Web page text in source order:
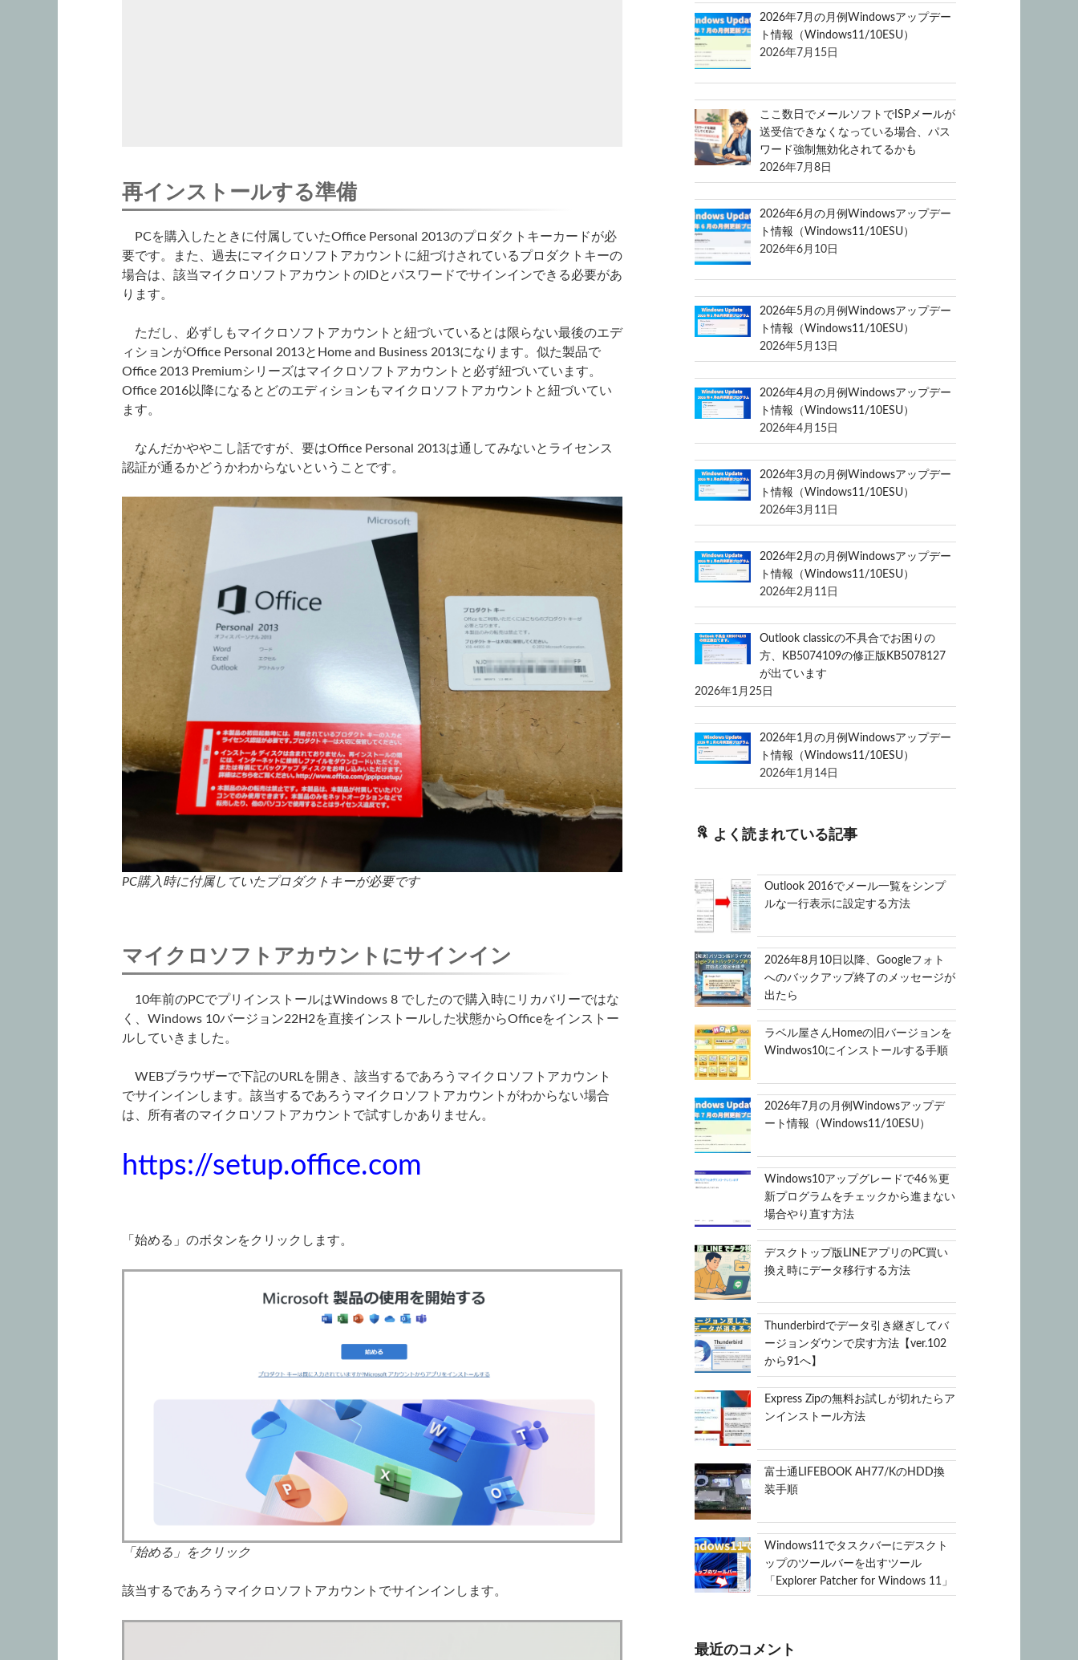
再インストールする準備
PCを購入したときに付属していたOffice Personal 2013のプロダクトキーカードが必
要です。また、過去にマイクロソフトアカウントに紐づけされているプロダクトキーの
場合は、該当マイクロソフトアカウントのIDとパスワードでサインインできる必要があ
ります。
ただし、必ずしもマイクロソフトアカウントと紐づいているとは限らない最後のエデ
ィションがOffice Personal 2013とHome and Business 2013になります。似た製品で
Office 2013 Premiumシリーズはマイクロソフトアカウントと必ず紐づいています。
Office 2016以降になるとどのエディションもマイクロソフトアカウントと紐づいてい
ます。
なんだかややこし話ですが、要はOffice Personal 2013は通してみないとライセンス
認証が通るかどうかわからないということです。
PC購入時に付属していたプロダクトキーが必要です
マイクロソフトアカウントにサインイン
10年前のPCでプリインストールはWindows 8 でしたので購入時にリカバリーではな
く、Windows 10バージョン22H2を直接インストールした状態からOfficeをインストー
ルしていきました。
WEBブラウザーで下記のURLを開き、該当するであろうマイクロソフトアカウント
でサインインします。該当するであろうマイクロソフトアカウントがわからない場合
は、所有者のマイクロソフトアカウントで試すしかありません。
https://setup.office.com
「始める」のボタンをクリックします。
「始める」をクリック
該当するであろうマイクロソフトアカウントでサインインします。
2026年7月の月例Windowsアップデー
ト情報（Windows11/10ESU）
2026年7月15日
ここ数日でメールソフトでISPメールが
送受信できなくなっている場合、パス
ワード強制無効化されてるかも
2026年7月8日
2026年6月の月例Windowsアップデー
ト情報（Windows11/10ESU）
2026年6月10日
2026年5月の月例Windowsアップデー
ト情報（Windows11/10ESU）
2026年5月13日
2026年4月の月例Windowsアップデー
ト情報（Windows11/10ESU）
2026年4月15日
2026年3月の月例Windowsアップデー
ト情報（Windows11/10ESU）
2026年3月11日
2026年2月の月例Windowsアップデー
ト情報（Windows11/10ESU）
2026年2月11日
Outlook classicの不具合でお困りの
方、KB5074109の修正版KB5078127
が出ています
2026年1月25日
2026年1月の月例Windowsアップデー
ト情報（Windows11/10ESU）
2026年1月14日
よく読まれている記事
Outlook 2016でメール一覧をシンプ
ルな一行表示に設定する方法
2026年8月10日以降、Googleフォト
へのバックアップ終了のメッセージが
出たら
ラベル屋さんHomeの旧バージョンを
Windwos10にインストールする手順
2026年7月の月例Windowsアップデ
ート情報（Windows11/10ESU）
Windows10アップグレードで46％更
新プログラムをチェックから進まない
場合やり直す方法
デスクトップ版LINEアプリのPC買い
換え時にデータ移行する方法
Thunderbirdでデータ引き継ぎしてバ
ージョンダウンで戻す方法【ver.102
から91へ】
Express Zipの無料お試しが切れたらア
ンインストール方法
富士通LIFEBOOK AH77/KのHDD換
装手順
Windows11でタスクバーにデスクト
ップのツールバーを出すツール
「Explorer Patcher for Windows 11」
最近のコメント